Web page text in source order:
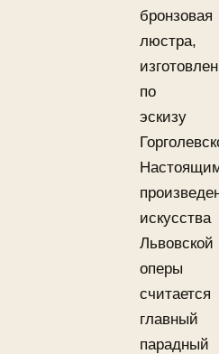
бронзовая
люстра,
по
эскизу
искусства
Львовской
оперы
считается
главный
парадный